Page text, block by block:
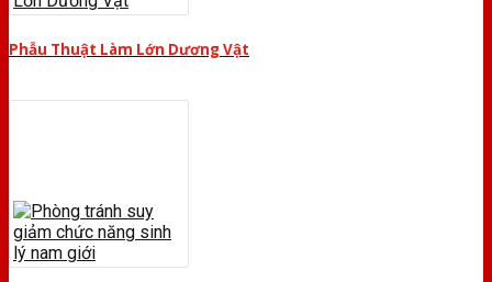
Phẫu Thuật Làm Lớn Dương Vật